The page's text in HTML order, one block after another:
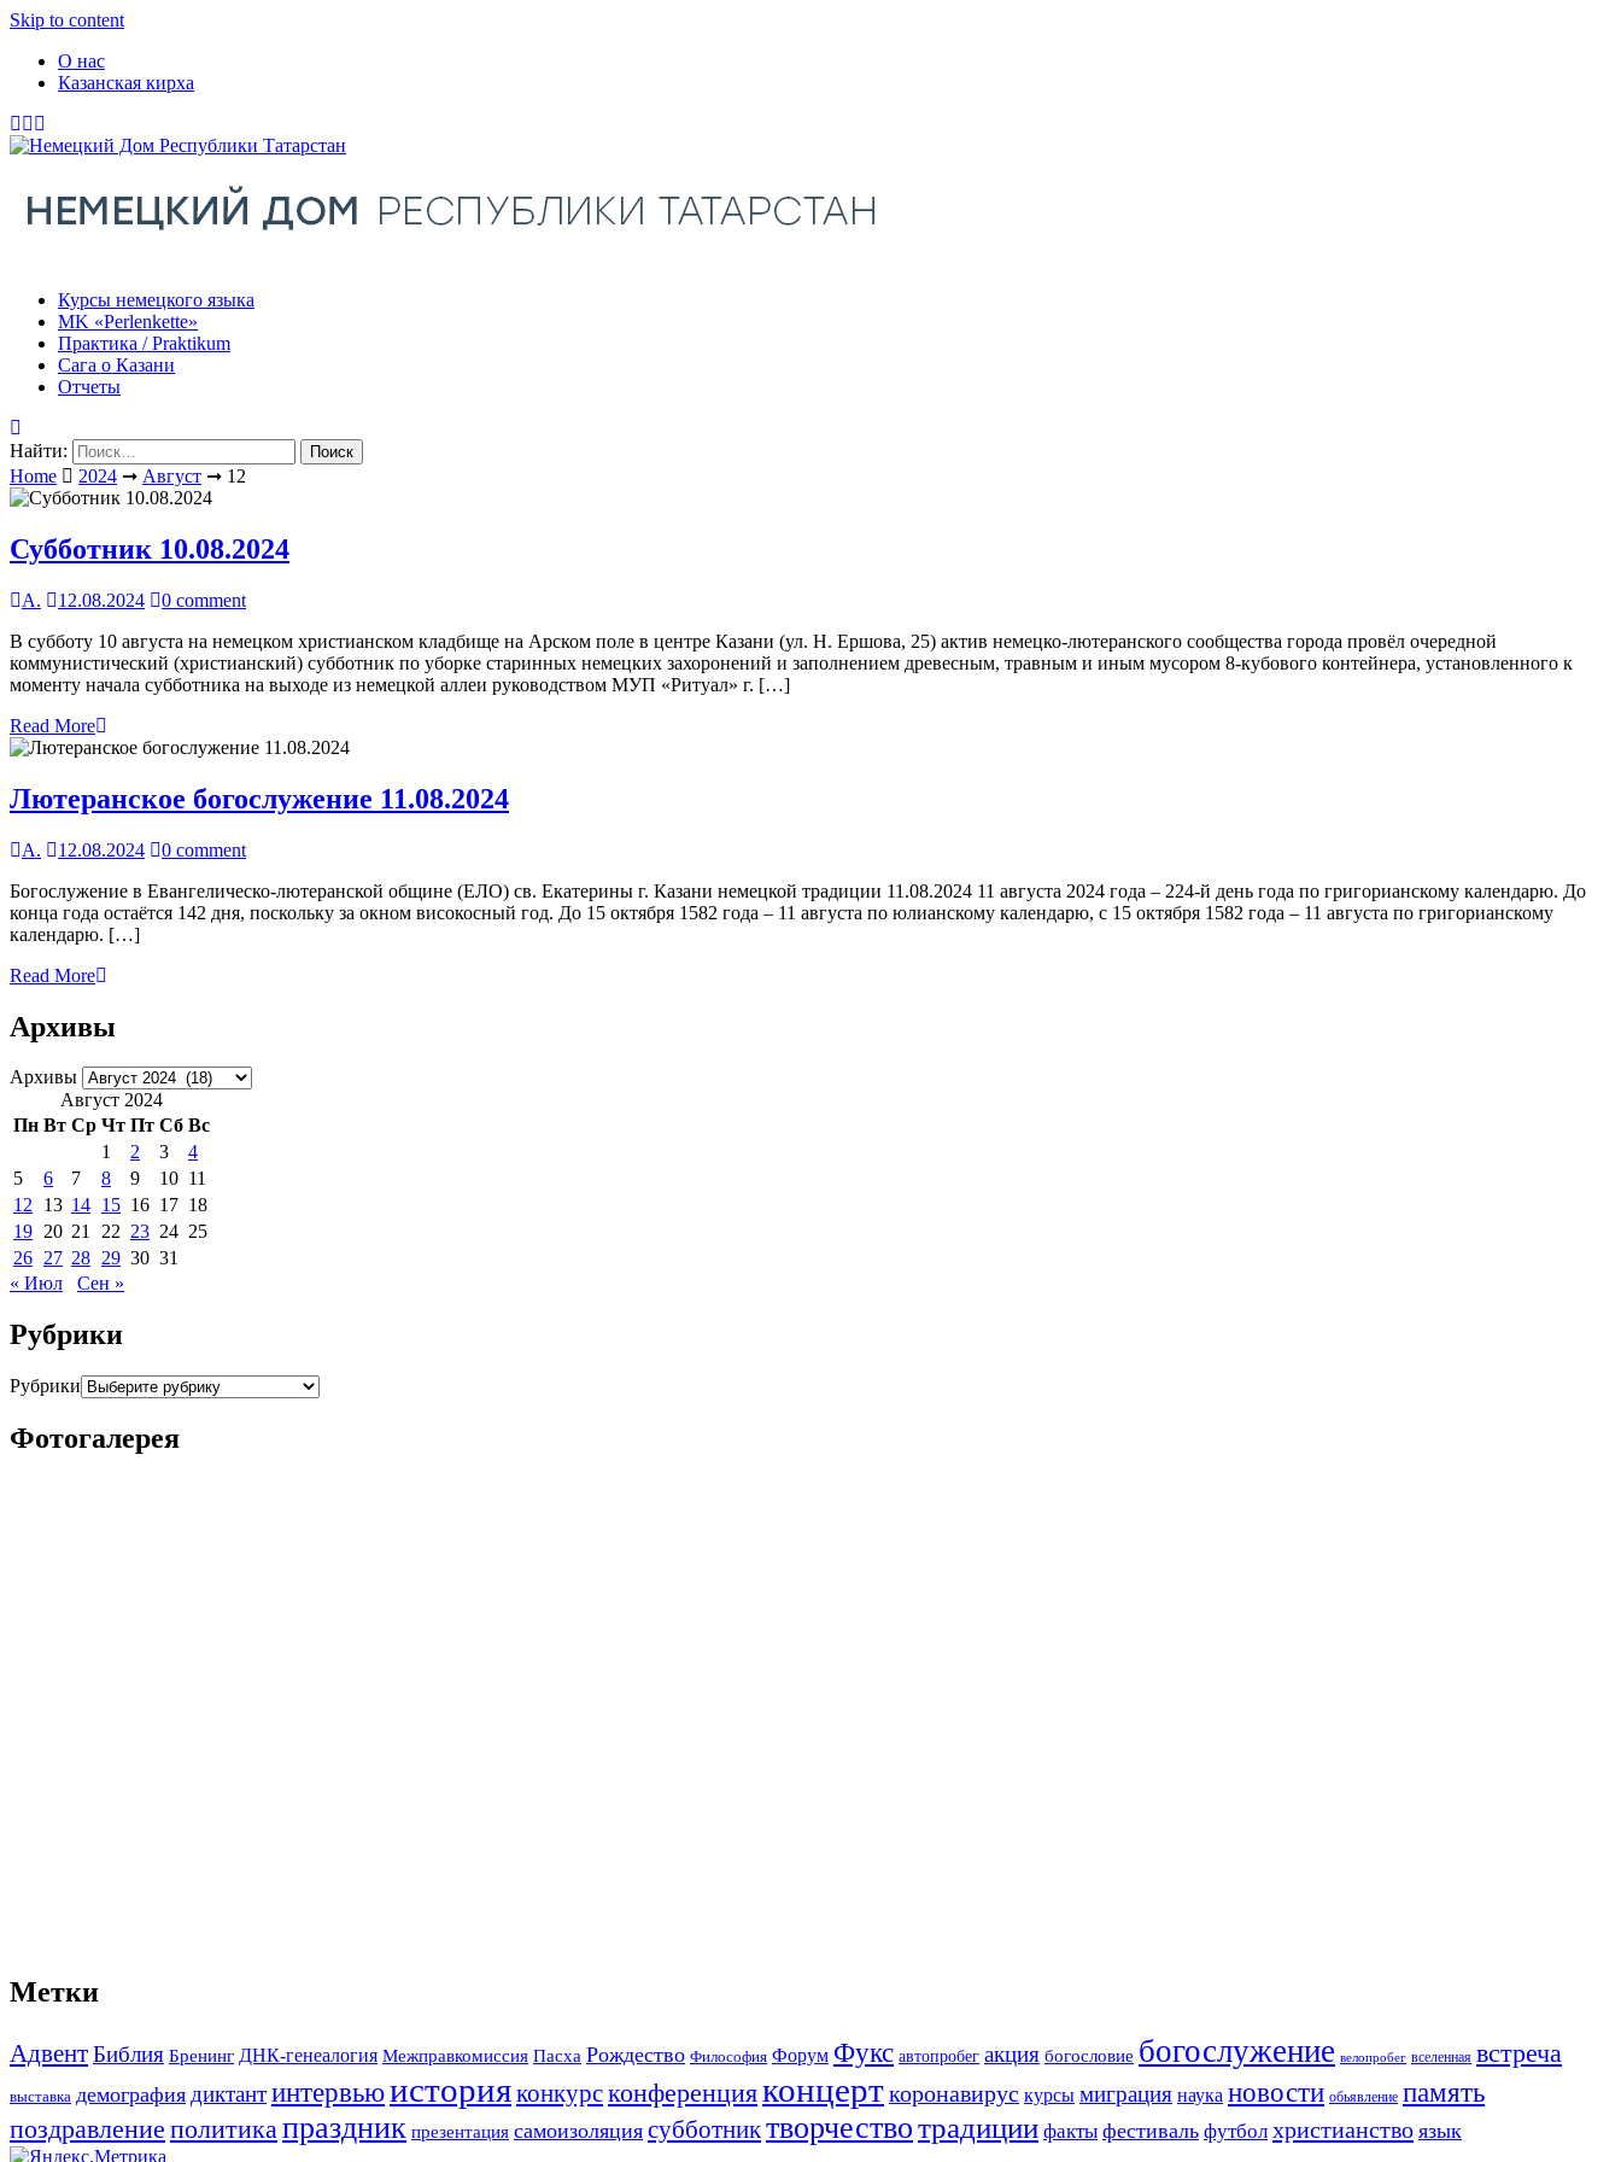
Skip to content
О нас
Казанская кирха
Курсы немецкого языка
МK «Perlenkette»
Практика / Praktikum
Сага о Казани
Отчеты
Найти:
Home
2024 ➞ Август ➞ 12
Субботник 10.08.2024
А. 12.08.2024
0 comment
В субботу 10 августа на немецком христианском кладбище на Арском поле в центре Казани (ул. Н. Ершова, 25) актив немецко-лютеранского сообщества города провёл очередной
коммунистический (христианский) субботник по уборке старинных немецких захоронений и заполнением древесным, травным и иным мусором 8-кубового контейнера, установленного к
моменту начала субботника на выходе из немецкой аллеи руководством МУП «Ритуал» г. […]
Read More
Лютеранское богослужение 11.08.2024
А. 12.08.2024
0 comment
Богослужение в Евангелическо-лютеранской общине (ЕЛО) св. Екатерины г. Казани немецкой традиции 11.08.2024 11 августа 2024 года – 224-й день года по григорианскому календарю. До
конца года остаётся 142 дня, поскольку за окном високосный год. До 15 октября 1582 года – 11 августа по юлианскому календарю, с 15 октября 1582 года – 11 августа по григорианскому
календарю. […]
Read More
Архивы
Архивы
Август 2024
Пн Вт Ср Чт Пт Сб Вс
1
2 3
4
5
6 7 8 9 10 11
12 13 14 15 16 17 18
19 20 21 22 23 24 25
26 27 28 29 30 31
« Июл
Сен »
Рубрики
Рубрики
Фотогалерея
Метки
АдвентБиблия Бренинг ДНК-генеалогия Межправкомиссия Пасха Рождество Философия Форум Фукс автопробег акция богословие богослужение велопробег вселенная встреча
выставка демография диктантинтервьюисторияконкурсконференцияконцерткоронавирус курсы миграция наука новости обьявление память
поздравление политикапраздник презентация самоизоляция субботниктворчествотрадиции факты фестиваль футбол христианство язык